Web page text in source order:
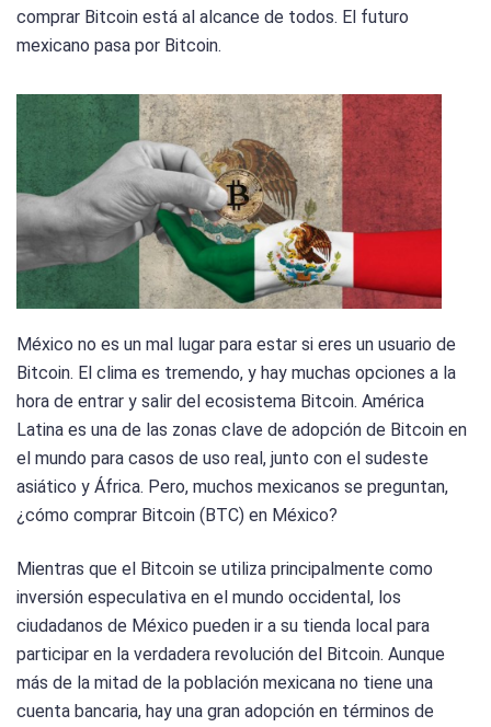
comprar Bitcoin está al alcance de todos. El futuro
mexicano pasa por Bitcoin.
México no es un mal lugar para estar si eres un usuario de
Bitcoin. El clima es tremendo, y hay muchas opciones a la
hora de entrar y salir del ecosistema Bitcoin. América
Latina es una de las zonas clave de adopción de Bitcoin en
el mundo para casos de uso real, junto con el sudeste
asiático y África. Pero, muchos mexicanos se preguntan,
¿cómo comprar Bitcoin (BTC) en México?
Mientras que el Bitcoin se utiliza principalmente como
inversión especulativa en el mundo occidental, los
ciudadanos de México pueden ir a su tienda local para
participar en la verdadera revolución del Bitcoin. Aunque
más de la mitad de la población mexicana no tiene una
cuenta bancaria, hay una gran adopción en términos de